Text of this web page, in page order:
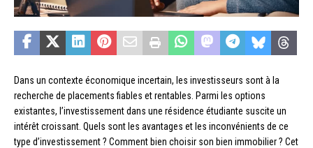
Dans un contexte économique incertain, les investisseurs sont à la
recherche de placements fiables et rentables. Parmi les options
existantes, l’investissement dans une résidence étudiante suscite un
intérêt croissant. Quels sont les avantages et les inconvénients de ce
type d’investissement ? Comment bien choisir son bien immobilier ? Cet